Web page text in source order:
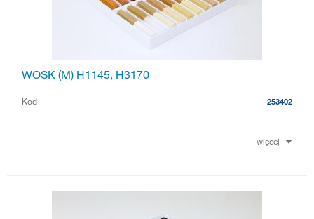
WOSK (M) H1145, H3170
Kod 253402
więcej